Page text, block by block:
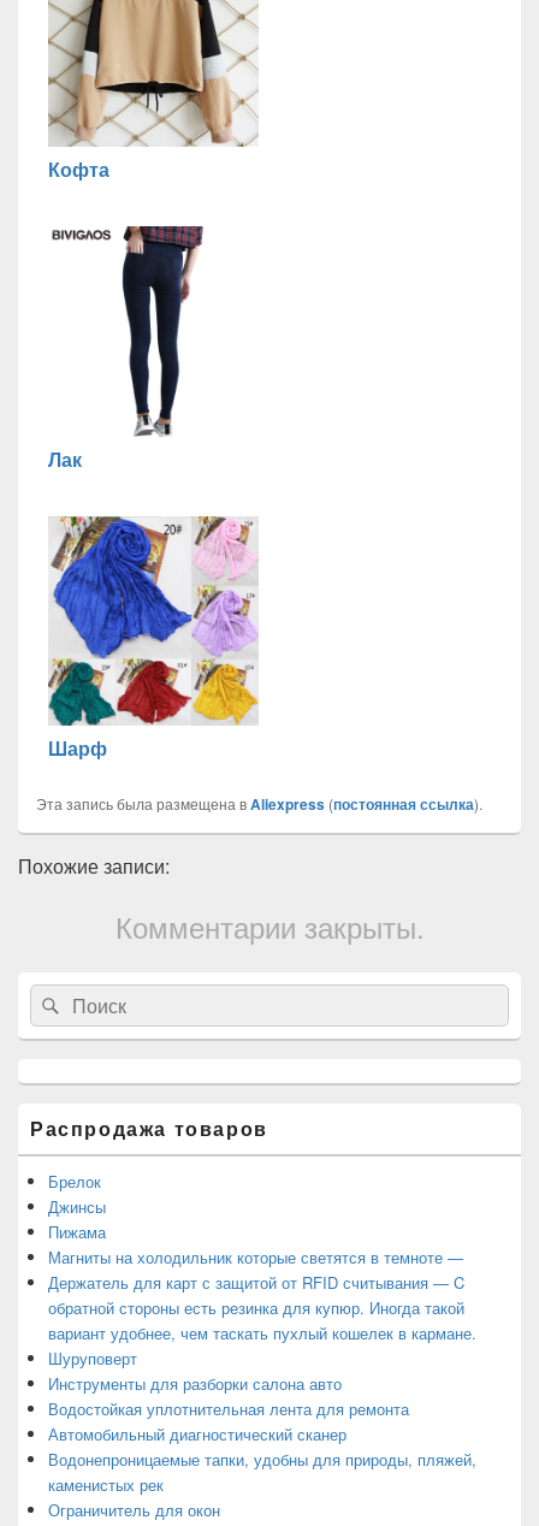
Кофта
Лак
Шарф
Эта запись была размещена вAliexpress (постоянная ссылка).
Похожие записи:
Комментарии закрыты.
Область
основной
боковой
панели
Search
for:
Search
Распродажа товаров
Брелок
Джинсы
Пижама
Магниты на холодильник которые светятся в темноте —
Держатель для карт с защитой от RFID считывания — C
обратной стороны есть резинка для купюр. Иногда такой
вариант удобнее, чем таскать пухлый кошелек в кармане.
Шуруповерт
Инструменты для разборки салона авто
Водостойкая уплотнительная лента для ремонта
Автомобильный диагностический сканер
Водонепроницаемые тапки, удобны для природы, пляжей,
каменистых рек
Ограничитель для окон